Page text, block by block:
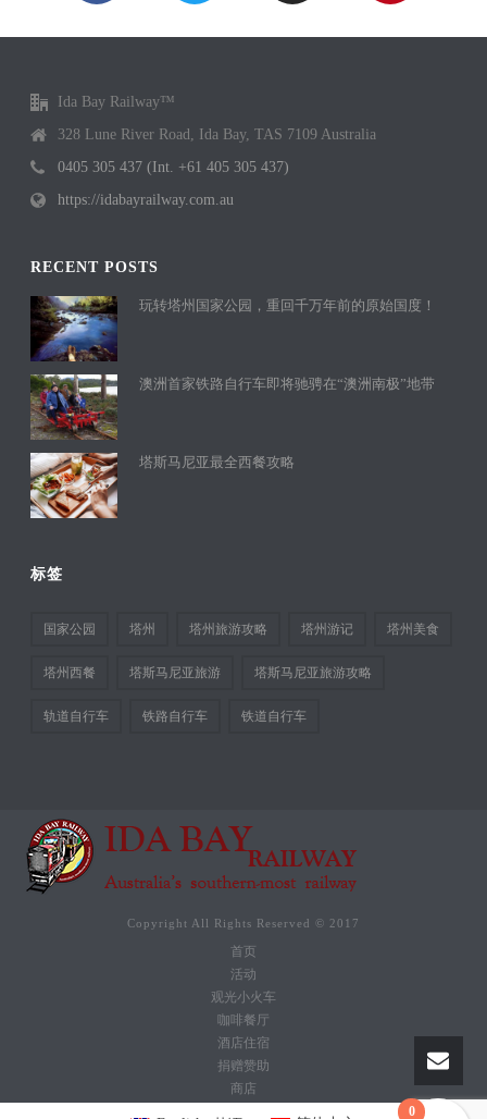
Ida Bay Railway™
328 Lune River Road, Ida Bay, TAS 7109 Australia
0405 305 437 (Int. +61 405 305 437)
https://idabayrailway.com.au
RECENT POSTS
玩转塔州国家公园，重回千万年前的原始国度！
澳洲首家铁路自行车即将驰骋在“澳洲南极”地带
塔斯马尼亚最全西餐攻略
标签
国家公园 塔州 塔州旅游攻略 塔州游记 塔州美食
塔州西餐 塔斯马尼亚旅游 塔斯马尼亚旅游攻略
轨道自行车 铁路自行车 铁道自行车
Copyright All Rights Reserved © 2017
首页
活动
观光小火车
咖啡餐厅
酒店住宿
捐赠赞助
商店
0